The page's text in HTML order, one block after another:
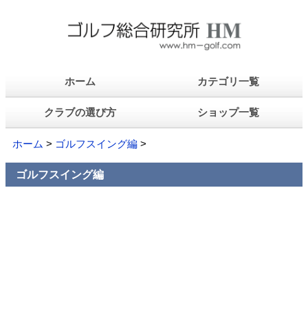
ホーム カテゴリ一覧
クラブの選び方 ショップ一覧
ホーム > ゴルフスイング編 >
ゴルフスイング編